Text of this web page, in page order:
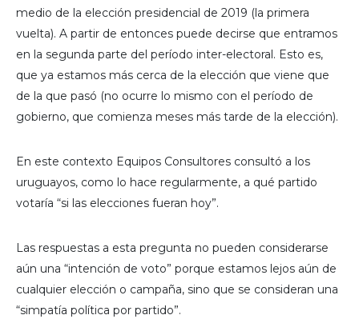
medio de la elección presidencial de 2019 (la primera
vuelta). A partir de entonces puede decirse que entramos
en la segunda parte del período inter-electoral. Esto es,
que ya estamos más cerca de la elección que viene que
de la que pasó (no ocurre lo mismo con el período de
gobierno, que comienza meses más tarde de la elección).
En este contexto Equipos Consultores consultó a los
uruguayos, como lo hace regularmente, a qué partido
votaría “si las elecciones fueran hoy”.
Las respuestas a esta pregunta no pueden considerarse
aún una “intención de voto” porque estamos lejos aún de
cualquier elección o campaña, sino que se consideran una
“simpatía política por partido”.